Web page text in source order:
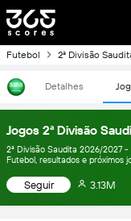
Futebol 2ª Divisão
Detalhes
Jogos 2ª Divisão
2ª Divisão Saudita 2026/2027
Futebol, resultados e próximos
Seguir 3.13M